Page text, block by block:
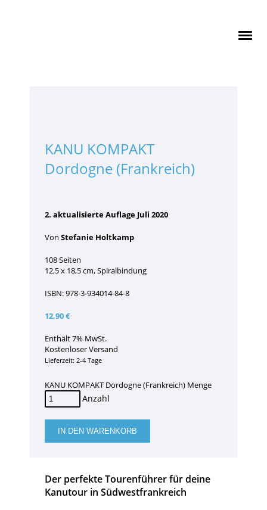
KANU KOMPAKT
Dordogne (Frankreich)
2. aktualisierte Auflage Juli 2020
Von Stefanie Holtkamp
108 Seiten
12,5 x 18,5 cm, Spiralbindung
ISBN: 978-3-934014-84-8
12,90€
Enthält 7% MwSt.
Kostenloser Versand
Lieferzeit: 2-4 Tage
KANU KOMPAKT Dordogne (Frankreich) Menge
IN DEN WARENKORB
Der perfekte Tourenführer für deine
Kanutour in Südwestfrankreich